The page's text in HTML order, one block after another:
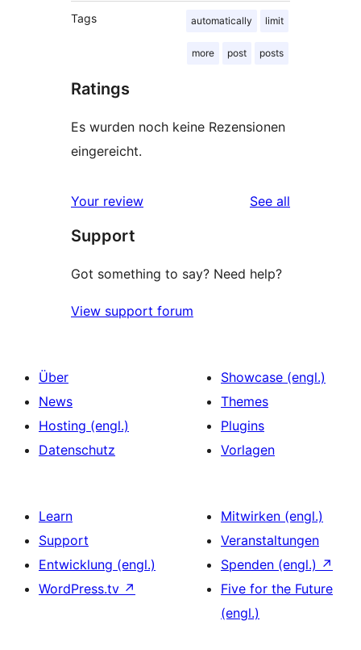
Tags automatically limit
more post posts
Ratings
Es wurden noch keine Rezensionen
eingereicht.
Your review See all
Support
Got something to say? Need help?
View support forum
Über
News
Hosting (engl.)
Datenschutz
Showcase (engl.)
Themes
Plugins
Vorlagen
Learn
Support
Entwicklung (engl.)
WordPress.tv ↗
Mitwirken (engl.)
Veranstaltungen
Spenden (engl.) ↗
Five for the Future
(engl.)